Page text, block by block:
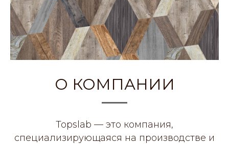
О КОМПАНИИ
Topslab — это компания,
специализирующаяся на производстве и